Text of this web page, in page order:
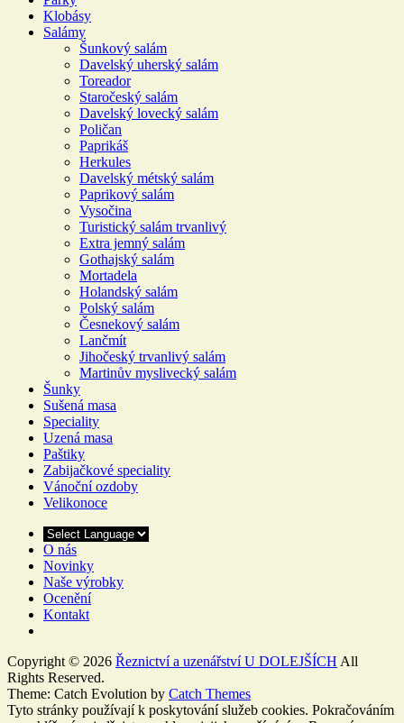
Klobásy
Salámy
Šunkový salám
Davelský uherský salám
Toreador
Staročeský salám
Davelský lovecký salám
Poličan
Paprikáš
Herkules
Davelský métský salám
Paprikový salám
Vysočina
Turistický salám trvanlivý
Extra jemný salám
Gothajský salám
Mortadela
Holandský salám
Polský salám
Česnekový salám
Lančmít
Jihočeský trvanlivý salám
Martinův myslivecký salám
Šunky
Sušená masa
Speciality
Uzená masa
Paštiky
Zabijačkové speciality
Vánoční ozdoby
Velikonoce
O nás
Novinky
Naše výrobky
Ocenění
Kontakt
Copyright © 2026 Řeznictví a uzenářství U DOLEJŠÍCH All
Rights Reserved.
Theme: Catch Evolution by Catch Themes
Tyto stránky používají k poskytování služeb cookies. Pokračováním